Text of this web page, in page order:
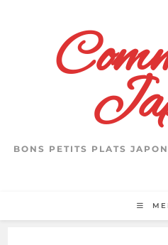
BONS PETITS PLATS